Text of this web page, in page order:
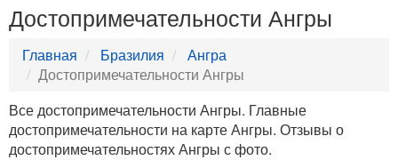
Достопримечательности Ангры
Главная Бразилия
Ангра
Достопримечательности Ангры
Все достопримечательности Ангры. Главные
достопримечательности на карте Ангры. Отзывы о
достопримечательностях Ангры с фото.